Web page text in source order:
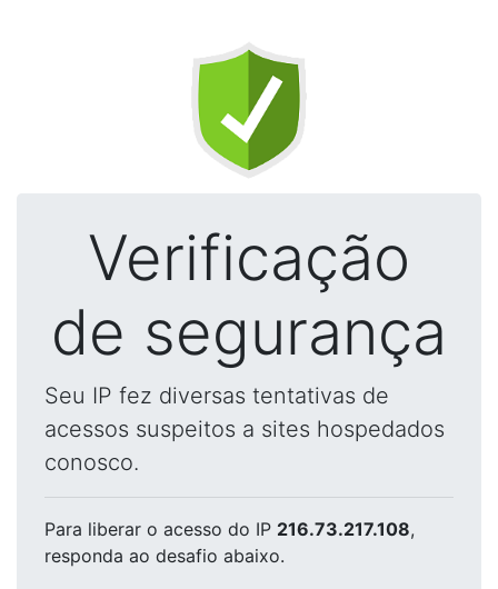
Verificação
de segurança
Seu IP fez diversas tentativas de
acessos suspeitos a sites hospedados
conosco.
Para liberar o acesso do IP 216.73.217.108,
responda ao desafio abaixo.